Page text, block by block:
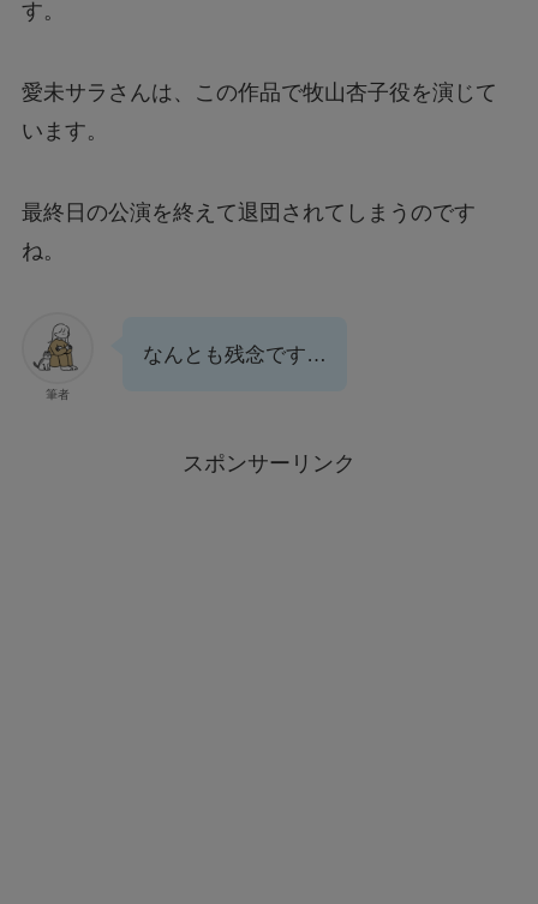
す。
愛未サラさんは、この作品で牧山杏子役を演じて
います。
最終日の公演を終えて退団されてしまうのです
ね。
筆者
なんとも残念です…
スポンサーリンク